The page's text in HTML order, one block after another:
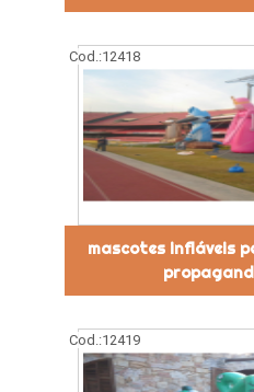
Cod.:12418
mascotes infláveis
Cod.:12419